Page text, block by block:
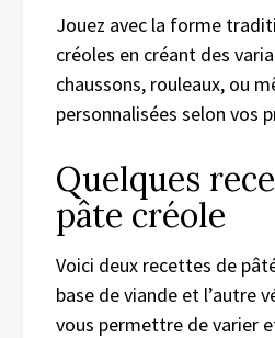
Jouez avec la forme
créoles en créant des
chaussons, rouleaux, ou
personnalisées selon vos
Quelques
pâte créole
Voici deux recettes de
base de viande et l’autre
vous permettre de varier